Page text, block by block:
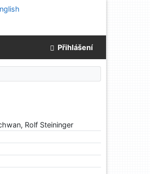
Přihlášení
Rolf Steininger